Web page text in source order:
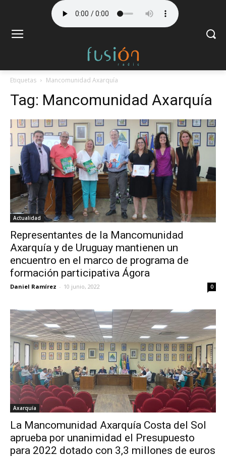
Etiquetas Mancomunidad Axarquía
Tag: Mancomunidad Axarquía
Actualidad
Representantes de la Mancomunidad
Axarquía y de Uruguay mantienen un
encuentro en el marco de programa de
formación participativa Ágora
Daniel Ramírez - 10 junio, 2022 0
Axarquía
La Mancomunidad Axarquía Costa del Sol
aprueba por unanimidad el Presupuesto
para 2022 dotado con 3,3 millones de euros